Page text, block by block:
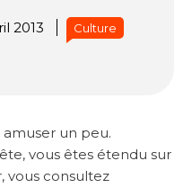
2013 Culture
amuser un peu.
vous êtes étendu sur
vous consultez